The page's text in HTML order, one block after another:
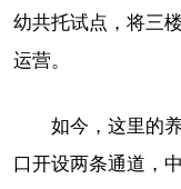
幼共托试点，将三
运营。
如今，这里的
口开设两条通道，